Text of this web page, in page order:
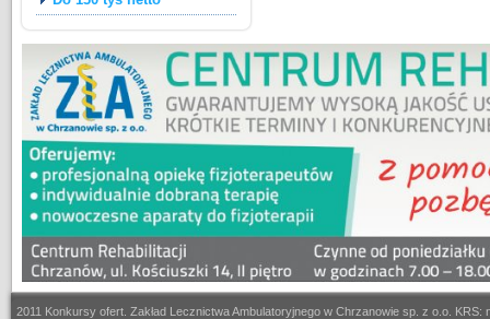
2011 Konkursy ofert. Zakład Lecznictwa Ambulatoryjnego w Chrzanowie sp. z o.o.